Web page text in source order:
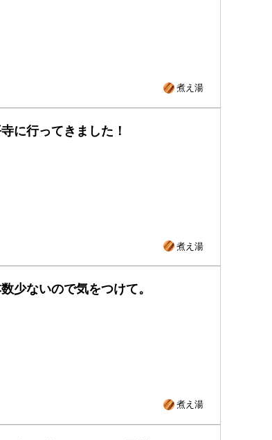
煮え湯
に行ってきました！
煮え湯
少ないので気をつけて。
煮え湯